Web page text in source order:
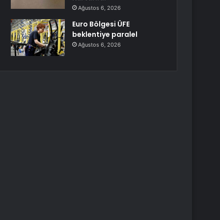
Ağustos 6, 2026
Euro Bölgesi ÜFE
beklentiye paralel
Ağustos 6, 2026